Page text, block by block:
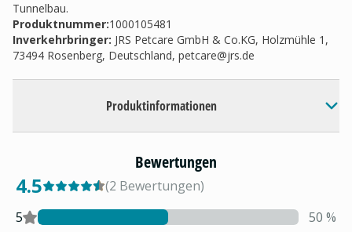
Tunnelbau.
Produktnummer:1000105481
Inverkehrbringer: JRS Petcare GmbH & Co.KG, Holzmühle 1,
73494 Rosenberg, Deutschland, petcare@jrs.de
Produktinformationen
Bewertungen
4.5 (2 Bewertungen)
5
50 %